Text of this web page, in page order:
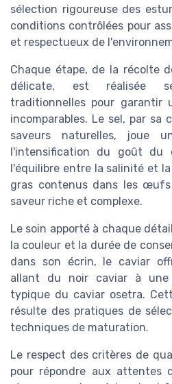
sélection rigoureuse des
conditions contrôlées pour
et respectueux de
Chaque étape, de la récolte
délicate, est réalisée
traditionnelles pour
incomparables. Le sel, par sa
saveurs naturelles, joue
l'intensification du goût du
l'équilibre entre la salinité et
gras contenus dans les
saveur riche et complexe.
Le soin apporté à chaque
la couleur et la durée de
dans son écrin, le caviar
allant du noir caviar à une
typique du caviar osetra.
résulte des pratiques de
techniques de maturation.
Le respect des critères de
pour répondre aux attentes